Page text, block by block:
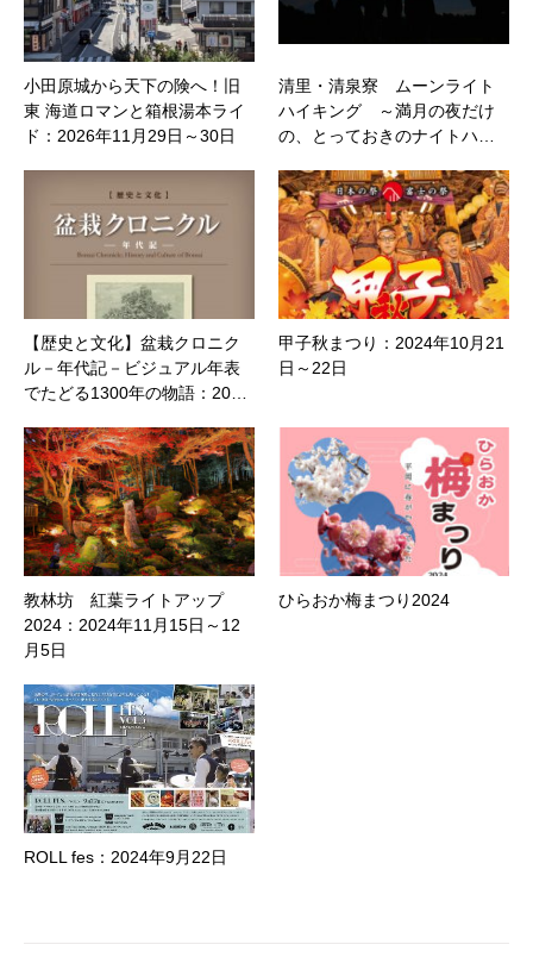
小田原城から天下の険へ！旧
東 海道ロマンと箱根湯本ライ
ド：2026年11月29日～30日
清里・清泉寮 ムーンライト
ハイキング ～満月の夜だけ
の、とっておきのナイトハ…
【歴史と文化】盆栽クロニク
ル－年代記－ビジュアル年表
でたどる1300年の物語：20…
甲子秋まつり：2024年10月21
日～22日
教林坊 紅葉ライトアップ
2024：2024年11月15日～12
月5日
ひらおか梅まつり2024
ROLL fes：2024年9月22日